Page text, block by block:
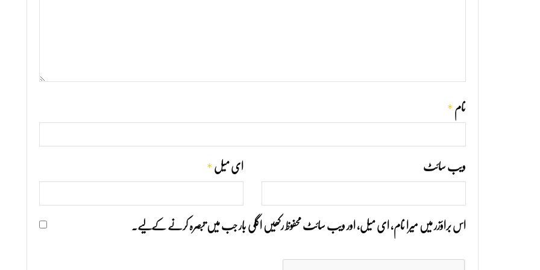
نام *
ای میل * ویب‌ سائٹ
اس براؤزر میں میرا نام، ای میل، اور ویب سائٹ محفوظ رکھیں اگلی بار جب میں تبصرہ کرنے کےلیے۔